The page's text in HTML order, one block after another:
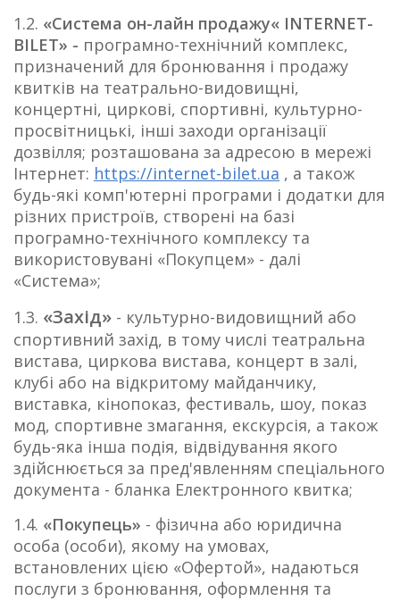
1.2. «Система он-лайн продажу« INTERNET-
BILET» - програмно-технічний комплекс,
призначений для бронювання і продажу
квитків на театрально-видовищні,
концертні, циркові, спортивні, культурно-
просвітницькі, інші заходи організації
дозвілля; розташована за адресою в мережі
Інтернет: https://internet-bilet.ua , а також
будь-які комп'ютерні програми і додатки для
різних пристроїв, створені на базі
програмно-технічного комплексу та
використовувані «Покупцем» - далі
«Система»;
1.3. «Захід» - культурно-видовищний або
спортивний захід, в тому числі театральна
вистава, циркова вистава, концерт в залі,
клубі або на відкритому майданчику,
виставка, кінопоказ, фестиваль, шоу, показ
мод, спортивне змагання, екскурсія, а також
будь-яка інша подія, відвідування якого
здійснюється за пред'явленням спеціального
документа - бланка Електронного квитка;
1.4. «Покупець» - фізична або юридична
особа (особи), якому на умовах,
встановлених цією «Офертой», надаються
послуги з бронювання, оформлення та